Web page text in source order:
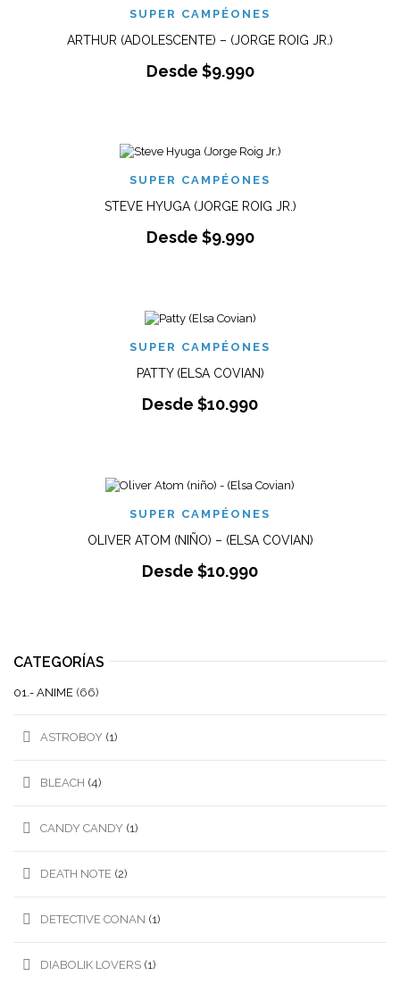
SUPER CAMPÉONES
ARTHUR (ADOLESCENTE) – (JORGE ROIG JR.)
Desde $9.990
SUPER CAMPÉONES
STEVE HYUGA (JORGE ROIG JR.)
Desde $9.990
SUPER CAMPÉONES
PATTY (ELSA COVIAN)
Desde $10.990
SUPER CAMPÉONES
OLIVER ATOM (NIÑO) – (ELSA COVIAN)
Desde $10.990
CATEGORÍAS
01.- ANIME (66)
ASTROBOY (1)
BLEACH (4)
CANDY CANDY (1)
DEATH NOTE (2)
DETECTIVE CONAN (1)
DIABOLIK LOVERS (1)